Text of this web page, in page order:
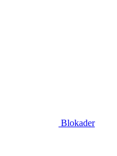
Blokader